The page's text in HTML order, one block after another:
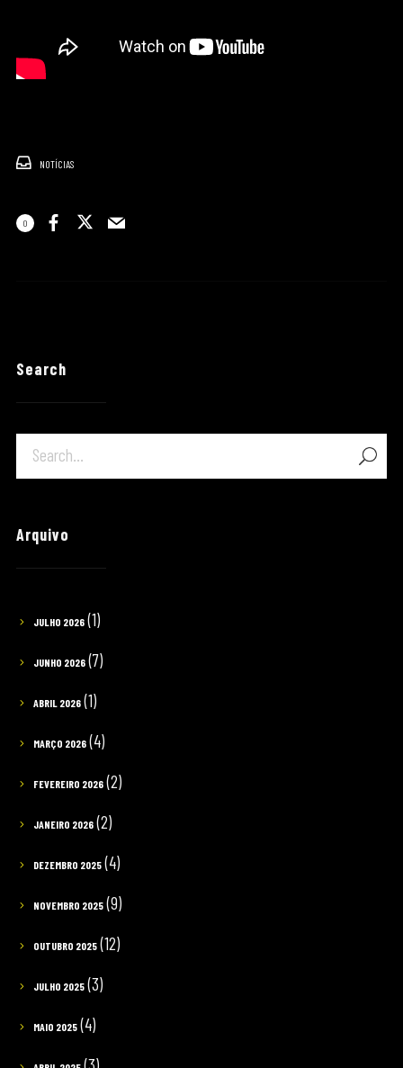
NOTÍCIAS
0
Search
Arquivo
JULHO 2026(1)
JUNHO 2026(7)
ABRIL 2026(1)
MARÇO 2026(4)
FEVEREIRO 2026(2)
JANEIRO 2026(2)
DEZEMBRO 2025(4)
NOVEMBRO 2025(9)
OUTUBRO 2025(12)
JULHO 2025(3)
MAIO 2025(4)